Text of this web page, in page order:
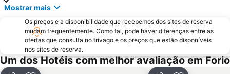
La Piazzetta
Marina Corricella
Via Tribunali
Citara Beach
Parco archeologico delle terme di Baia
Castel Sant'Elmo
Castel dell'Ovo
Parco Nazionale del Vesuvio
Ischia Airport
Mostrar mais
Os preços e a disponibilidade que recebemos dos sites de reserva
mudam frequentemente. Como tal, pode haver diferenças entre as
ofertas que consulta no trivago e os preços que estão disponíveis
nos sites de reserva.
Um dos Hotéis com melhor avaliação em Forio